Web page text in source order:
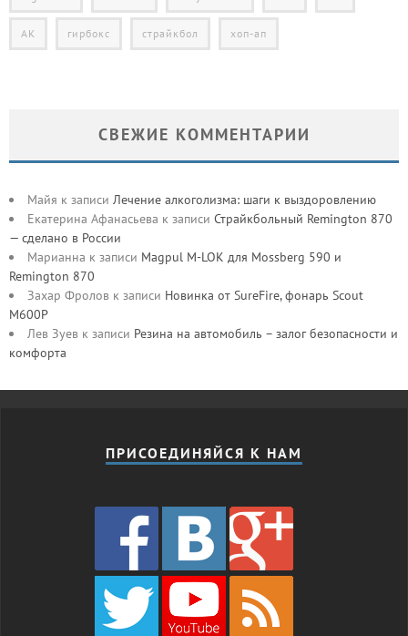
АК гирбокс страйкбол хоп-ап
СВЕЖИЕ КОММЕНТАРИИ
Майя к записи Лечение алкоголизма: шаги к выздоровлению
Екатерина Афанасьева к записи Страйкбольный Remington 870
— сделано в России
Марианна к записи Magpul M-LOK для Mossberg 590 и
Remington 870
Захар Фролов к записи Новинка от SureFire, фонарь Scout
M600P
Лев Зуев к записи Резина на автомобиль – залог безопасности и
комфорта
ПРИСОЕДИНЯЙСЯ К НАМ